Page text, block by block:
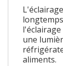
une
aliments.